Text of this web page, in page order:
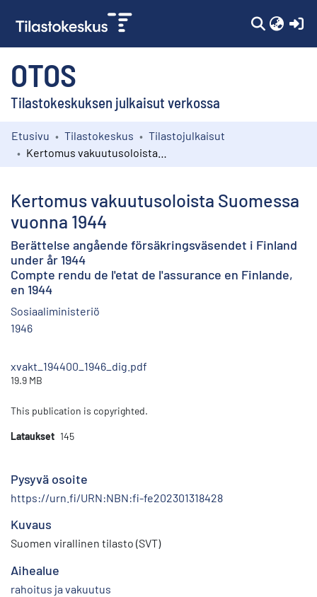
OTOS
Tilastokeskuksen julkaisut verkossa
Kokoelmat
Etusivu Tilastokeskus
Tilastojulkaisut
Kertomus vakuutusoloista Suomessa
vuonna 1944
Berättelse angående försäkringsväsendet i Finland
under år 1944
Compte rendu de l'etat de l'assurance en Finlande,
en 1944
Sosiaaliministeriö
1946
xvakt_194400_1946_dig.pdf
19.9 MB
This publication is copyrighted.
Lataukset 145
Pysyvä osoite
https://urn.fi/URN:NBN:fi-fe202301318428
Kuvaus
Suomen virallinen tilasto (SVT)
Aihealue
rahoitus ja vakuutus